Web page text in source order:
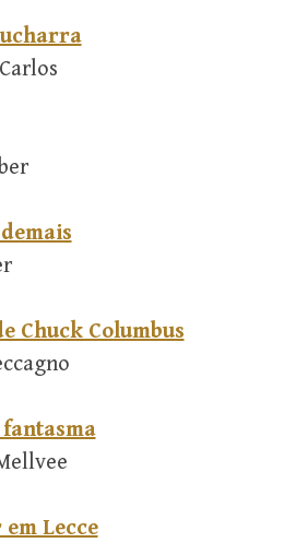
Chuck Columbus
Lecce